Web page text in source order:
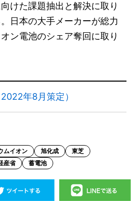
けた課題抽出と解決に取り
日本の大手メーカーが総力
ン電池のシェア奪回に取り
年8月策定）
ムイオン 旭化成
東芝
産省 蓄電池